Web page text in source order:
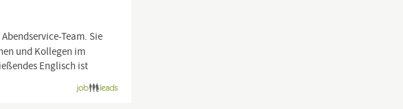
Team. Sie
und Kollegen im
Englisch ist